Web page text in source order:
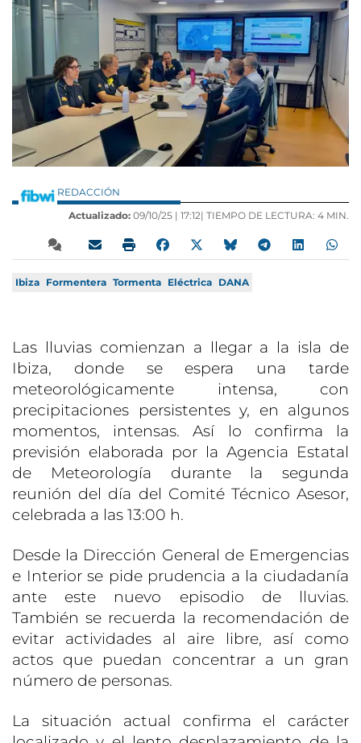
REDACCIÓN
Actualizado: 09/10/25 | 17:12| TIEMPO DE LECTURA: 4 MIN.
Ibiza Formentera Tormenta Eléctrica DANA
Las lluvias comienzan a llegar a la isla de
Ibiza, donde se espera una tarde
meteorológicamente intensa, con
precipitaciones persistentes y, en algunos
momentos, intensas. Así lo confirma la
previsión elaborada por la Agencia Estatal
de Meteorología durante la segunda
reunión del día del Comité Técnico Asesor,
celebrada a las 13:00 h.
Desde la Dirección General de Emergencias
e Interior se pide prudencia a la ciudadanía
ante este nuevo episodio de lluvias.
También se recuerda la recomendación de
evitar actividades al aire libre, así como
actos que puedan concentrar a un gran
número de personas.
La situación actual confirma el carácter